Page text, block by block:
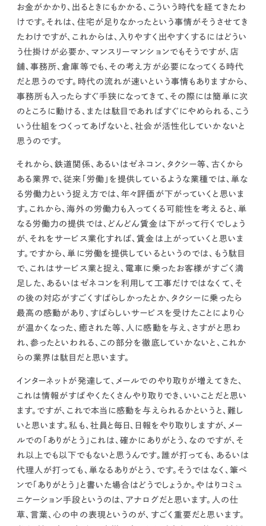
お金がかかり、出るときにもかかる、こういう時代を経てきたわ
けです。それは、住宅が足りなかったという事情がそうさせてき
たわけですが、これからは、入りやすく出やすくするにはどうい
う仕掛けが必要か、 マンスリーマンションでもそうですが、店
舗、事務所、倉庫等でも、その考え方が必要になってくる時代
だと思うのです。時代の流れが速いという事情もありますから、
事務所も入ったらすぐ手狭になってきて、その際には簡単に次
のところに動ける、または駄目であればすぐにやめられる、 こう
いう仕組をつくってあげないと、社会が活性化していかないと
思うのです。
それから、鉄道関係、あるいはゼネコン、タクシー等、古くから
ある業界で、従来「労働」を提供しているような業種では、 単な
る労働力という捉え方では、年々評価が下がっていくと思いま
す。 これから、海外の労働力も入ってくる可能性を考えると、単
なる労働力の提供では、どんどん賃金は下がって行くでしょう
が、それをサービス業化すれば、賃金は上がっていくと思いま
す。ですから、単に労働を提供しているというのでは、もう駄目
で、 これはサービス業と捉え、電車に乗ったお客様がすごく満
足した、あるいはゼネコンを利用して工事だけではなくて、そ
の後の対応がすごくすばらしかったとか、タクシーに乗ったら
最高の感動があり、すばらしいサービスを受けたことにより心
が温かくなった、癒された等、人に感動を与え、さすがと思わ
れ、参ったといわれる 、この部分を徹底していかないと、これか
らの業界は駄目だと思います。
インターネットが発達して、メールでのやり取りが増えてきた、
これは情報がすばやくたくさんやり取りでき、いいことだと思い
ます。ですが、これで本当に感動を与えられるかというと、難し
いと思います。私も、社員と毎日、日報をやり取りしますが、メー
ルでの「ありがとう」これは、確かにありがとう、なのですが、そ
れ以上でも以下でもないと思うんです。誰が打っても、あるいは
代理人が打っても、単なるありがとう、です。そうではなく、筆ペ
ンで「ありがとう」と書いた場合はどうでしょうか。やはりコミュ
ニケーション手段というのは、アナログだと思います。人の仕
草、言葉、心の中の表現というのが、すごく重要だと思います。